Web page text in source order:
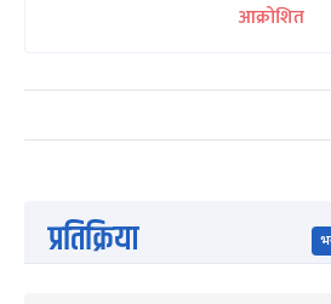
आक्रोशित
प्रतिक्रिया